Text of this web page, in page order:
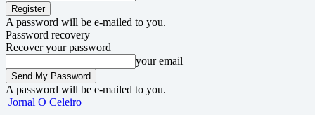
A password will be e-mailed to you.
Password recovery
Recover your password
your email
A password will be e-mailed to you.
Jornal O Celeiro